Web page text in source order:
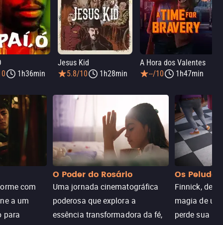
1h36min
Jesus Kid
5.8/10
1h28min
A Hora dos Valentes
--/10
1h47min
com
a um
para
O Poder do Rosário
Uma jornada cinematográfica
poderosa que explora a
essência transformadora da fé,
Os Peludos
Finnick,
magia de
perde sua